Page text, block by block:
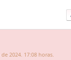
2024. 17:08 horas.